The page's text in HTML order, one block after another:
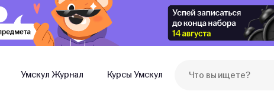
Умскул Журнал Курсы Умскул